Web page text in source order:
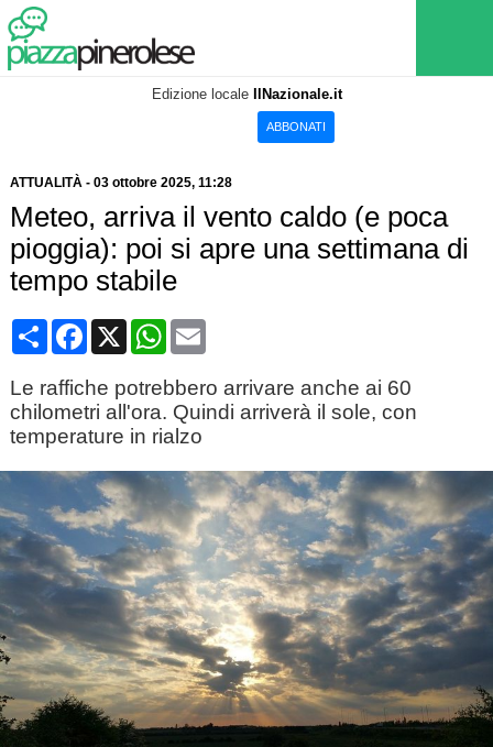
Edizione locale IlNazionale.it
ABBONATI
ATTUALITÀ- 03 ottobre 2025, 11:28
Meteo, arriva il vento caldo (e poca
pioggia): poi si apre una settimana di
tempo stabile
CondividiFacebook
X WhatsApp
Email
Le raffiche potrebbero arrivare anche ai 60
chilometri all'ora. Quindi arriverà il sole, con
temperature in rialzo